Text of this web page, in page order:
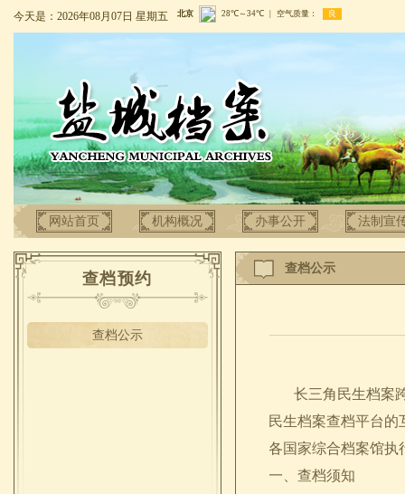
今天是：2026年08月07日 星期五
网站首页 机构概况 办事公开 法制宣
查档预约
查档公示
查档公示
长三角民生档案跨
民生档案查档平台
各国家综合档案馆执
一、查档须知